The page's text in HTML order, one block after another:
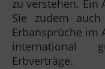
zu verstehen.
Sie zudem
Erbansprüche im
international
Erbverträge.